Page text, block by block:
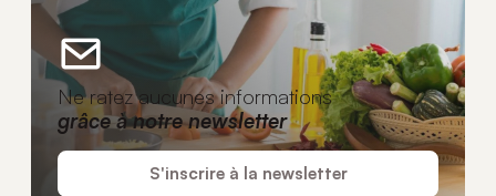
Ne ratez aucunes informations
grâce à notre newsletter
S'inscrire à la newsletter